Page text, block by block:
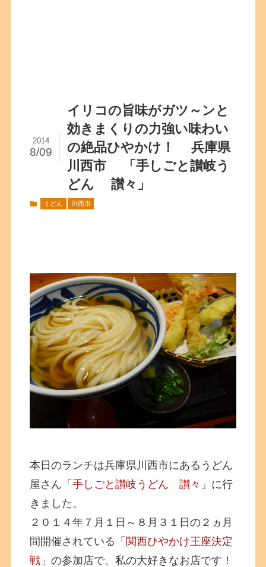
イリコの旨味がガツ～ンと
効きまくりの力強い味わい
の絶品ひやかけ！ 兵庫県
川西市 「手しごと讃岐う
どん 讃々」
2014
8/09
うどん 川西市
本日のランチは兵庫県川西市にあるうどん
屋さん「手しごと讃岐うどん 讃々 」に行
きました。
２０１４年７月１日～８月３１日の２ヵ月
間開催されている「 関西ひやかけ王座決定
戦 」の参加店で、私の大好きなお店です！